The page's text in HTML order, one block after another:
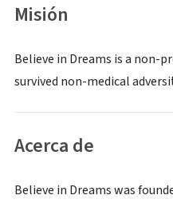
Misión
Believe in Dreams is a
survived non-medical
Acerca de
Believe in Dreams was